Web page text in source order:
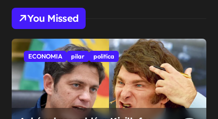
You Missed
ECONOMIA pilar politíca